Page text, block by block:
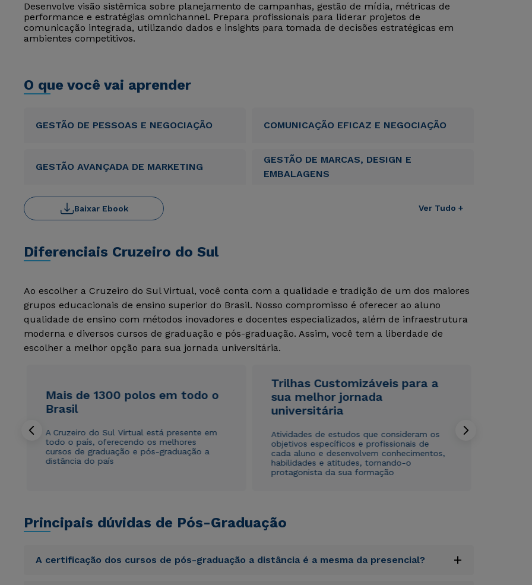
Desenvolve visão sistêmica sobre planejamento de campanhas, gestão de mídia, métricas de
performance e estratégias omnichannel. Prepara profissionais para liderar projetos de
comunicação integrada, utilizando dados e insights para tomada de decisões estratégicas em
ambientes competitivos.
O que você vai aprender
GESTÃO DE PESSOAS E NEGOCIAÇÃO COMUNICAÇÃO EFICAZ E NEGOCIAÇÃO
GESTÃO AVANÇADA DE MARKETING
GESTÃO DE MARCAS, DESIGN E
EMBALAGENS
Ver Tudo +
Baixar Ebook
Diferenciais Cruzeiro do Sul
Ao escolher a Cruzeiro do Sul Virtual, você conta com a qualidade e tradição de um dos maiores
grupos educacionais de ensino superior do Brasil. Nosso compromisso é oferecer ao aluno
qualidade de ensino com métodos inovadores e docentes especializados, além de infraestrutura
moderna e diversos cursos de graduação e pós-graduação. Assim, você tem a liberdade de
escolher a melhor opção para sua jornada universitária.
Mais de 1300 polos em todo o
Brasil
A Cruzeiro do Sul Virtual está presente em
todo o país, oferecendo os melhores
cursos de graduação e pós-graduação a
distância do país
Trilhas Customizáveis para a
sua melhor jornada
universitária
Atividades de estudos que consideram os
objetivos específicos e profissionais de
cada aluno e desenvolvem conhecimentos,
habilidades e atitudes, tornando-o
protagonista da sua formação
Principais dúvidas de Pós-Graduação
A certificação dos cursos de pós-graduação a distância é a mesma da presencial? +
Rápido e fácil
Estou de acordo com aPolítica de Privacidade.
autorizo que meus dados sejam utilizados para o
envio de conteúdos da Cruzeiro do Sul.
Rápido e fácil
Estou de acordo com aPolítica de Privacidade.
autorizo que meus dados sejam utilizados para o
envio de conteúdos da Cruzeiro do Sul.